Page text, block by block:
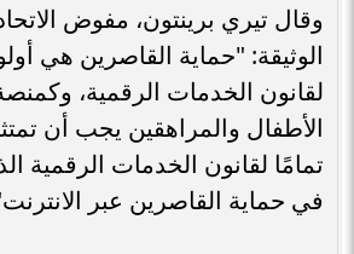
وقال تيري برينتون، مفوض
الوثيقة: "حماية القاصرين هي
لقانون الخدمات الرقمية،
الأطفال والمراهقين يجب أن
تمامًا لقانون الخدمات الرقمية
في حماية القاصرين عبر